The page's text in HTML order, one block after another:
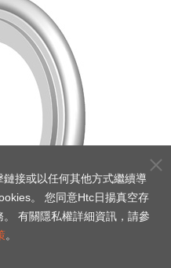
接或以任何其他方式繼續導
。 您同意Htc日揚真空存
有關隱私權詳細資訊，請參
。